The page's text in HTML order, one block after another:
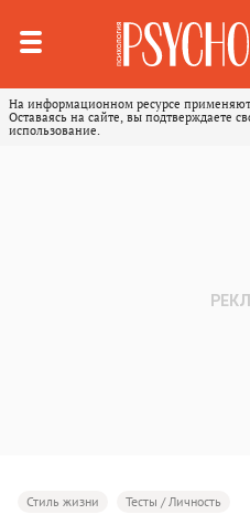
На информационном ресурсе
Оставаясь на сайте, вы подтверждаете
использование.
Стиль жизни Тесты / Личность